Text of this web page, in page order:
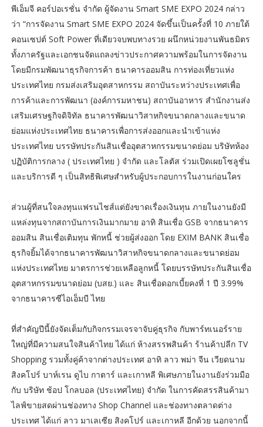
พีเอ็มจี คอร์ปอเรชั่น จำกัด ผู้จัดงาน Smart SME EXPO 2024 กล่าว
ว่า “การจัดงาน Smart SME EXPO 2024 จัดขึ้นเป็นครั้งที่ 10 ภายใต้
คอนเซปต์ Soft Power ที่เดียวจบพบทางรวย ผนึกหน่วยงานพันธมิตร
ทั้งภาครัฐและเอกชนจัดแถลงข่าวประกาศความพร้อมในการจัดงาน
โดยมีกรมพัฒนาธุรกิจการค้า ธนาคารออมสิน การท่องเที่ยวแห่ง
ประเทศไทย กรมส่งเสริมอุตสาหกรรม สถาบันระหว่างประเทศเพื่อ
การค้าและการพัฒนา (องค์การมหาชน) สถาบันอาหาร สำนักงานส่ง
เสริมเศรษฐกิจดิจิทัล ธนาคารพัฒนาวิสาหกิจขนาดกลางและขนาด
ย่อมแห่งประเทศไทย ธนาคารเพื่อการส่งออกและนำเข้าแห่ง
ประเทศไทย บรรษัทประกันสินเชื่ออุตสาหกรรมขนาดย่อม บริษัทห้อง
ปฏิบัติการกลาง ( ประเทศไทย ) จำกัด และโลตัส ร่วมเปิดเผยโซลูชั่น
และบริการดี ๆ เป็นสิทธิพิเศษสำหรับผู้ประกอบการในงานก่อนใคร
ส่วนผู้ที่สนใจลงทุนแฟรนไชส์แต่ยังขาดเรื่องเงินทุน ภายในงานยังมี
แหล่งทุนจากสถาบันการเงินมากมาย อาทิ สินเชื่อ GSB จากธนาคาร
ออมสิน สินเชื่อเติมทุน พักหนี้ ช่วยผู้ส่งออก โดย EXIM BANK สินเชื่อ
ธุรกิจยิ้มได้จากธนาคารพัฒนาวิสาหกิจขนาดกลางและขนาดย่อม
แห่งประเทศไทย มาตรการช่วยเหลือลูกหนี้ โดยบรรษัทประกันสินเชื่อ
อุตสาหกรรมขนาดย่อม (บสย.) และ สินเชื่อดอกเบี้ยคงที่ 1 ปี 3.99%
จากธนาคารซีไอเอ็มบี ไทย
ที่สำคัญปีนี้ยังจัดเต็มกับกิจกรรมเจรจาจับคู่ธุรกิจ กับพาร์ทเนอร์ราย
ใหญ่ที่มีความสนใจสินค้าไทย ได้แก่ ห้างสรรพสินค้า ร้านค้าปลีก TV
Shopping รวมทั้งคู่ค้าจากต่างประเทศ อาทิ ลาว พม่า จีน เวียดนาม
สิงคโปร์ บาห์เรน ดูไบ กาตาร์ และเกาหลี พิเศษภายในงานยังร่วมมือ
กับ บริษัท ช้อป โกลบอล (ประเทศไทย) จำกัด ในการคัดสรรสินค้ามา
ไลฟ์ขายสดผ่านช่องทาง Shop Channel และช่องทางตลาดต่าง
ประเทศ ได้แก่ ลาว มาเลเซีย สิงคโปร์ และเกาหลี อีกด้วย นอกจากนี้